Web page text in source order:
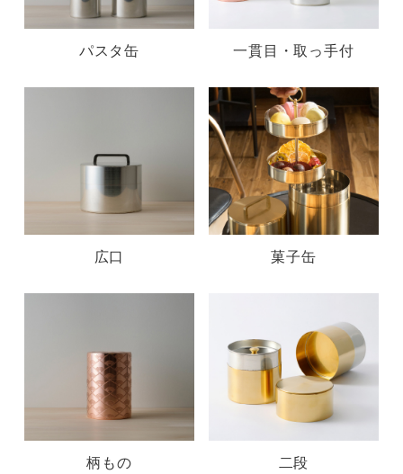
パスタ缶 一貫目・取っ手付
広口 菓子缶
柄もの 二段